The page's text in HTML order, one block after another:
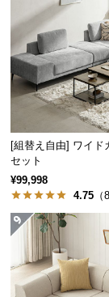
企
情
[組替え自由] ワイド
セット
¥99,998
4.75 （